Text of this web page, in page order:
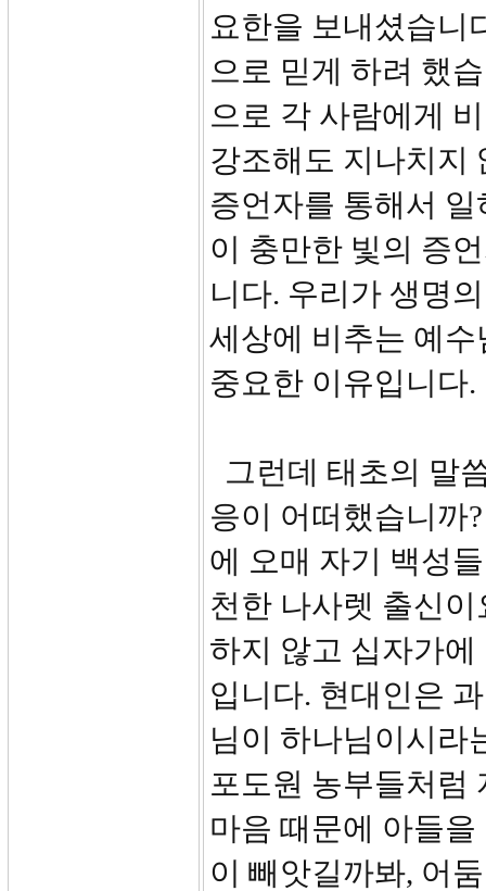
요한을 보내셨습니
으로 믿게 하려 했
으로 각 사람에게
강조해도 지나치지
증언자를 통해서
이 충만한 빛의 증
니다. 우리가 생명
세상에 비추는 예
중요한 이유입니다.
그런데 태초의 말
응이 어떠했습니까
에 오매 자기 백성
천한 나사렛 출신
하지 않고 십자가
입니다. 현대인은
님이 하나님이시라
포도원 농부들처럼
마음 때문에 아들
이 빼앗길까봐, 어